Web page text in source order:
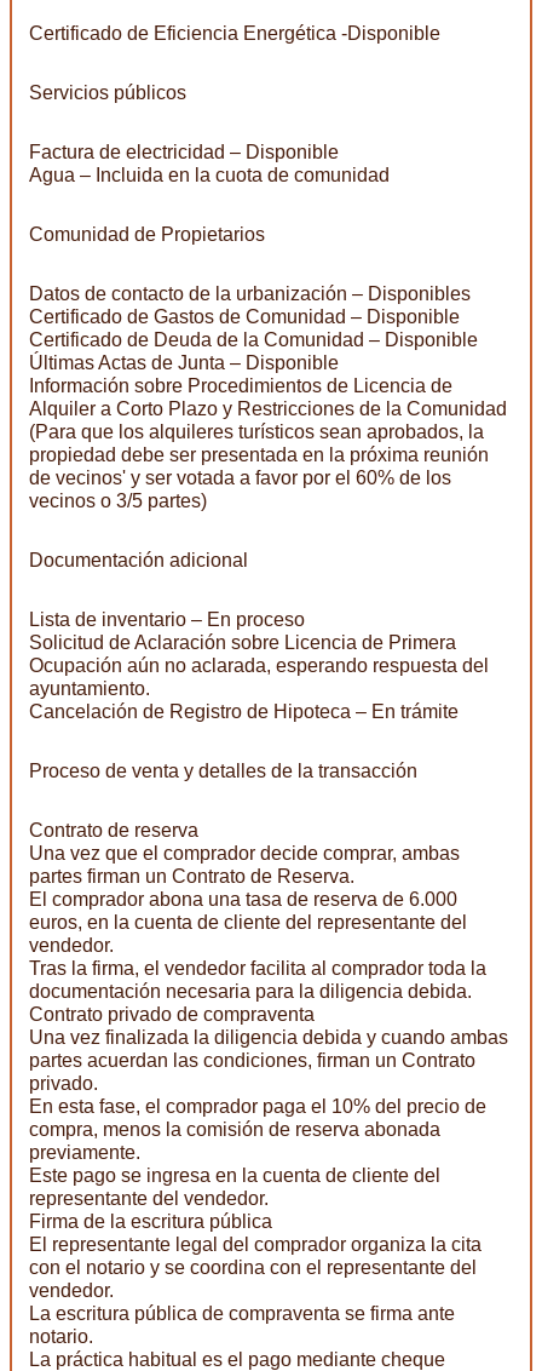
Certificado de Eficiencia Energética -Disponible
Servicios públicos
Factura de electricidad – Disponible
Agua – Incluida en la cuota de comunidad
Comunidad de Propietarios
Datos de contacto de la urbanización – Disponibles
Certificado de Gastos de Comunidad – Disponible
Certificado de Deuda de la Comunidad – Disponible
Últimas Actas de Junta – Disponible
Información sobre Procedimientos de Licencia de
Alquiler a Corto Plazo y Restricciones de la Comunidad
(Para que los alquileres turísticos sean aprobados, la
propiedad debe ser presentada en la próxima reunión
de vecinos' y ser votada a favor por el 60% de los
vecinos o 3/5 partes)
Documentación adicional
Lista de inventario – En proceso
Solicitud de Aclaración sobre Licencia de Primera
Ocupación aún no aclarada, esperando respuesta del
ayuntamiento.
Cancelación de Registro de Hipoteca – En trámite
Proceso de venta y detalles de la transacción
Contrato de reserva
Una vez que el comprador decide comprar, ambas
partes firman un Contrato de Reserva.
El comprador abona una tasa de reserva de 6.000
euros, en la cuenta de cliente del representante del
vendedor.
Tras la firma, el vendedor facilita al comprador toda la
documentación necesaria para la diligencia debida.
Contrato privado de compraventa
Una vez finalizada la diligencia debida y cuando ambas
partes acuerdan las condiciones, firman un Contrato
privado.
En esta fase, el comprador paga el 10% del precio de
compra, menos la comisión de reserva abonada
previamente.
Este pago se ingresa en la cuenta de cliente del
representante del vendedor.
Firma de la escritura pública
El representante legal del comprador organiza la cita
con el notario y se coordina con el representante del
vendedor.
La escritura pública de compraventa se firma ante
notario.
La práctica habitual es el pago mediante cheque